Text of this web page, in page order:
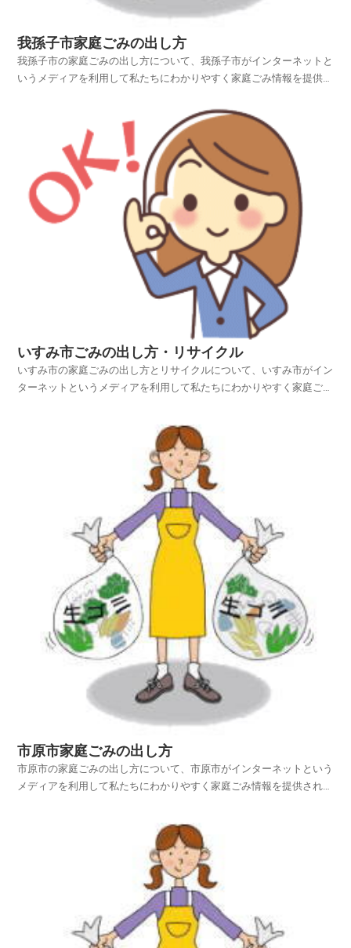
我孫子市家庭ごみの出し方
我孫子市の家庭ごみの出し方について、我孫子市がインターネットと
いうメディアを利用して私たちにわかりやすく家庭ごみ情報を提供さ
のページを探し、我孫子市の家庭ごみの出し方を項目別に紹介してお
りますのでご活用いただければ幸いです。平成25年4月...
いすみ市ごみの出し方・リサイクル
いすみ市の家庭ごみの出し方とリサイクルについて、いすみ市がイン
ターネットというメディアを利用して私たちにわかりやすく家庭ごみ
ら、家庭ごみやリサイクルのページを探し、いすみ市のごみの出し方
やリサイクルについて紹介しておりますので、ご活用いた...
市原市家庭ごみの出し方
市原市の家庭ごみの出し方について、市原市がインターネットという
メディアを利用して私たちにわかりやすく家庭ごみ情報を提供されて
ジを探し、市原市の家庭ごみの出し方を項目別に紹介しておりますの
でご活用いただければ幸いです。平成25年4月1日から...